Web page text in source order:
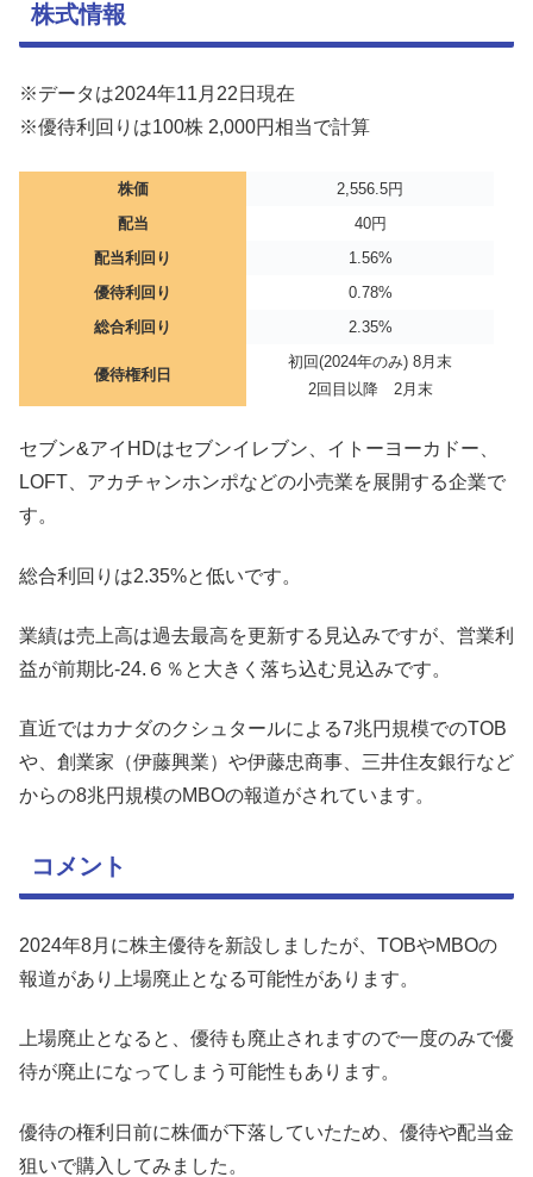
株式情報
※データは2024年11月22日現在
※優待利回りは100株 2,000円相当で計算
株価
2,556.5円
配当
40円
配当利回り
1.56%
優待利回り
0.78%
総合利回り
2.35%
優待権利日
初回(2024年のみ) 8月末
2回目以降 2月末
セブン&アイHDはセブンイレブン、イトーヨーカドー、
LOFT、アカチャンホンポなどの小売業を展開する企業で
す。
総合利回りは2.35%と低いです。
業績は売上高は過去最高を更新する見込みですが、営業利
益が前期比-24.６％と大きく落ち込む見込みです。
直近ではカナダのクシュタールによる7兆円規模でのTOB
や、創業家（伊藤興業）や伊藤忠商事、三井住友銀行など
からの8兆円規模のMBOの報道がされています。
コメント
2024年8月に株主優待を新設しましたが、TOBやMBOの
報道があり上場廃止となる可能性があります。
上場廃止となると、優待も廃止されますので一度のみで優
待が廃止になってしまう可能性もあります。
優待の権利日前に株価が下落していたため、優待や配当金
狙いで購入してみました。